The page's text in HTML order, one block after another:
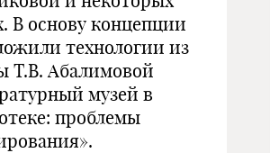
В основу концепции
технологии из
Т.В. Абалимовой
музей в
проблемы